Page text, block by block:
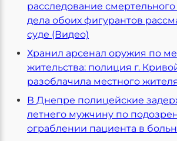
расследование
дела обоих фигурантов
суде (Видео)
Хранил арсенал оружия по
жительства: полиция г.
разоблачила местного жителя
В Днепре полицейские
летнего мужчину по
ограблении пациента в